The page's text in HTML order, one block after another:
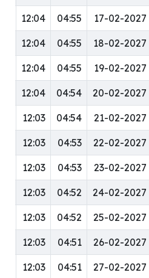
17-02-2027
04:55
12:04
18-02-2027
04:55
12:04
19-02-2027
04:55
12:04
20-02-2027
04:54
12:04
21-02-2027
04:54
12:03
22-02-2027
04:53
12:03
23-02-2027
04:53
12:03
24-02-2027
04:52
12:03
25-02-2027
04:52
12:03
26-02-2027
04:51
12:03
27-02-2027
04:51
12:03